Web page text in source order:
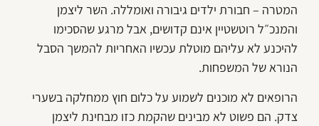
המטרה – חבורת ילדים גיבורה ואומללה. השר ליצמן
והמנכ״ל רוטשטיין אינם קדושים, אבל מרגע שהסכימו
להיכנע לא עליהם מוטלת עכשיו האחריות להמשך הסבל
הנורא של המשפחות.
הרופאים לא מוכנים לשמוע על כלום חוץ ממחלקה בשערי
צדק. הם פשוט לא מבינים שהקמת כזו מבחינת ליצמן